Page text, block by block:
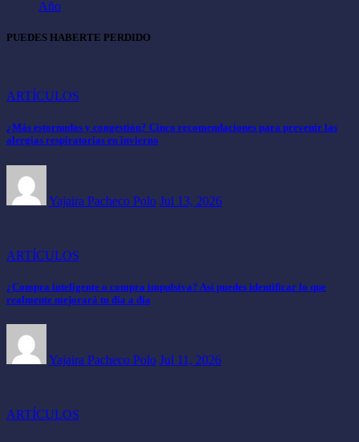
Año
PUEDES HABERTE PERDIDO
ARTÍCULOS
¿Más estornudos y congestión? Cinco recomendaciones para prevenir las
alergias respiratorias en invierno
Yajaira Pacheco Polo Jul 13, 2026
ARTÍCULOS
¿Compra inteligente o compra impulsiva? Así puedes identificar lo que
realmente mejorará tu día a día
Yajaira Pacheco Polo Jul 11, 2026
ARTÍCULOS